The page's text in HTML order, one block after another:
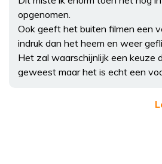
opgenomen.
Ook geeft het buiten filmen een
indruk dan het heem en weer
Het zal waarschijnlijk een keuze
geweest maar het is echt een